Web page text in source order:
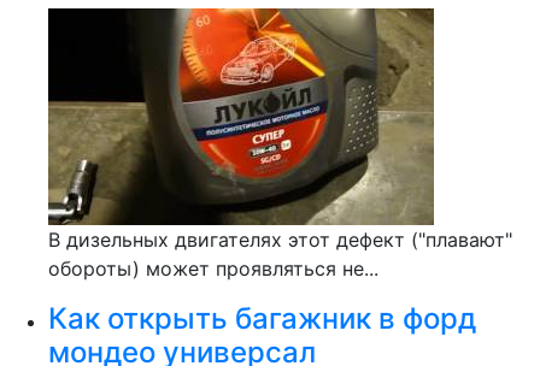
В дизельных двигателях этот дефект ("плавают"
обороты) может проявляться не...
Как открыть багажник в форд
мондео универсал